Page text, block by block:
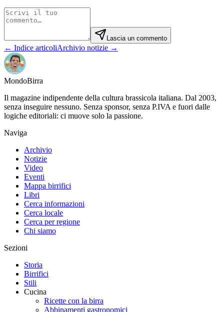
Lascia un commento
← Indice articoliArchivio notizie →
MondoBirra
Il magazine indipendente della cultura brassicola italiana. Dal 2003,
senza inseguire nessuno. Senza sponsor, senza P.IVA e fuori dalle
logiche editoriali: ci muove solo la passione.
Naviga
Archivio
Notizie
Video
Eventi
Mappa birrifici
Libri
Cerca informazioni
Cerca locale
Cerca per regione
Chi siamo
Sezioni
Storia
Birrifici
Stili
Cucina
Ricette con la birra
Abbinamenti gastronomici